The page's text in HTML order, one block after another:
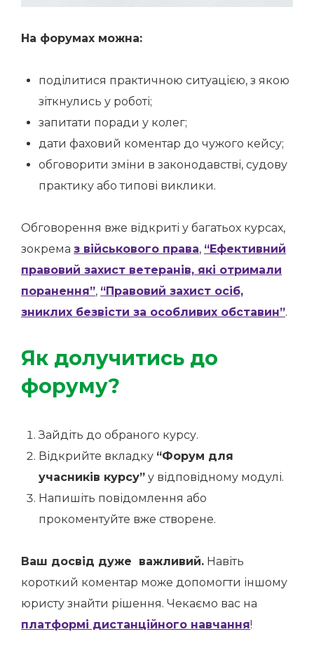
На форумах можна:
поділитися практичною ситуацією, з якою
зіткнулись у роботі;
запитати поради у колег;
дати фаховий коментар до чужого кейсу;
обговорити зміни в законодавстві, судову
практику або типові виклики.
Обговорення вже відкриті у багатьох курсах,
зокрема з військового права, “Ефективний
правовий захист ветеранів, які отримали
поранення”, “Правовий захист осіб,
зниклих безвісти за особливих обставин”.
Як долучитись до
форуму?
Зайдіть до обраного курсу.
Відкрийте вкладку “Форум для
учасників курсу” у відповідному модулі.
Напишіть повідомлення або
прокоментуйте вже створене.
Ваш досвід дуже важливий. Навіть
короткий коментар може допомогти іншому
юристу знайти рішення. Чекаємо вас на
платформі дистанційного навчання!